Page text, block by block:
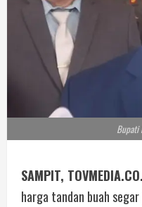
Bupati
SAMPIT,
harga tandan buah